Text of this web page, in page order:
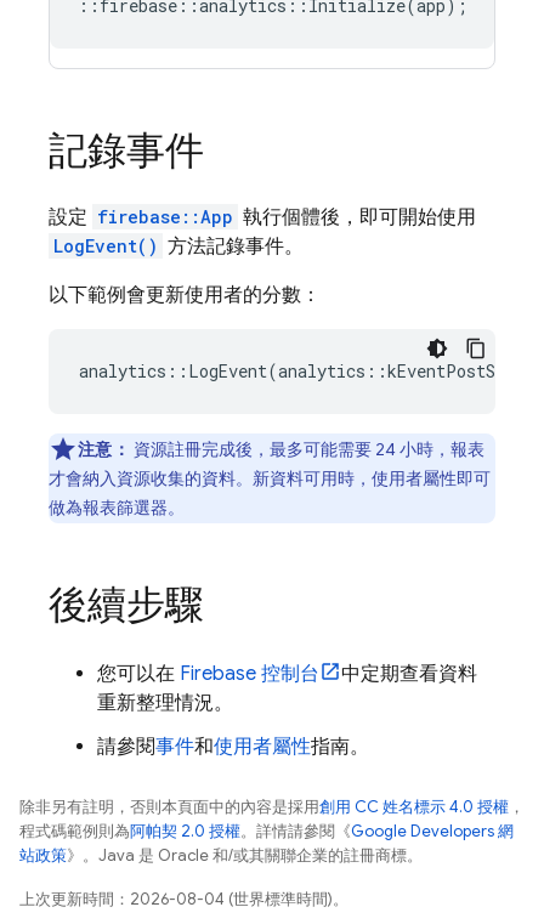
:: firebase ::analytics :: Initialize(app);
記錄事件
設定 firebase::App 執行個體後，即可開始使用
LogEvent() 方法記錄事件。
以下範例會更新使用者的分數：
analytics :: LogEvent(analytics ::kEventPostScore
注意： 資源註冊完成後，最多可能需要 24 小時，報表
才會納入資源收集的資料。新資料可用時，使用者屬性即可
做為報表篩選器。
後續步驟
您可以在 Firebase 控制台
中定期查看資料
重新整理情況。
請參閱事件和使用者屬性指南。
除非另有註明，否則本頁面中的內容是採用創用 CC 姓名標示 4.0 授權 ，
程式碼範例則為阿帕契 2.0 授權。詳情請參閱《Google Developers 網
站政策》。Java 是 Oracle 和/或其關聯企業的註冊商標。
上次更新時間：2026-08-04 (世界標準時間)。